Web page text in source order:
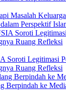
Masalah
Perspektif
Soroti Legitimasi
Ruang Refleksi
Berpindah ke